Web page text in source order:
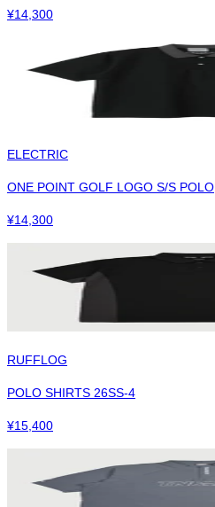
¥14,300
ELECTRIC
ONE POINT GOLF LOGO S/S POLO
¥14,300
RUFFLOG
POLO SHIRTS 26SS-4
¥15,400